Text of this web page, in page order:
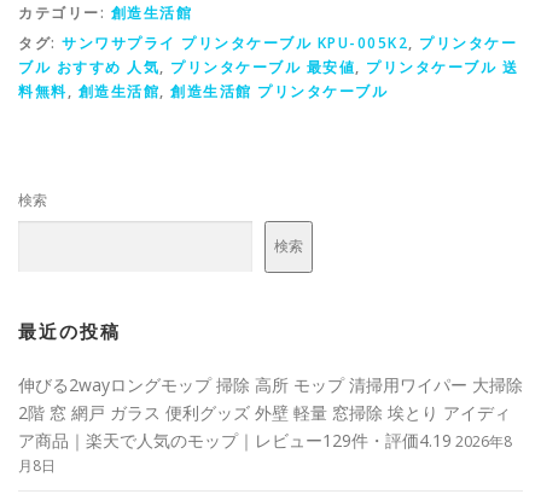
カテゴリー: 創造生活館
タグ: サンワサプライ プリンタケーブル KPU-005K2, プリンタケー
ブル おすすめ 人気, プリンタケーブル 最安値, プリンタケーブル 送
料無料, 創造生活館, 創造生活館 プリンタケーブル
検索
検索
最近の投稿
伸びる2wayロングモップ 掃除 高所 モップ 清掃用ワイパー 大掃除
2階 窓 網戸 ガラス 便利グッズ 外壁 軽量 窓掃除 埃とり アイディ
ア商品｜楽天で人気のモップ｜レビュー129件・評価4.19 2026年8
月8日